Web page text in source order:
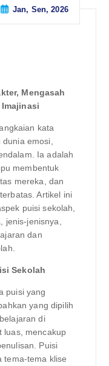
Jan, Sen, 2026
Mengasah
kata
emosi,
Ia adalah
membentuk
mereka, dan
Artikel ini
puisi sekolah,
jenis-jenisnya,
dan
Sekolah
puisi yang
yang dipilih
di
luas, mencakup
Puisi
tema-tema klise